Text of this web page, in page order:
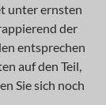
unter ernsten
der
entsprechen
auf den Teil,
Sie sich noch